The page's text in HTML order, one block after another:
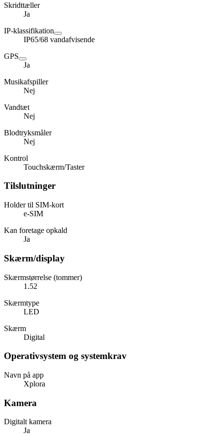
Skridttæller
Ja
IP-klassifikation
IP65/68 vandafvisende
GPS
Ja
Musikafspiller
Nej
Vandtæt
Nej
Blodtryksmåler
Nej
Kontrol
Touchskærm/Taster
Tilslutninger
Holder til SIM-kort
e-SIM
Kan foretage opkald
Ja
Skærm/display
Skærmstørrelse (tommer)
1.52
Skærmtype
LED
Skærm
Digital
Operativsystem og systemkrav
Navn på app
Xplora
Kamera
Digitalt kamera
Ja